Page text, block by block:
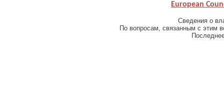
European
Сведения о
По вопросам, связанным с этим